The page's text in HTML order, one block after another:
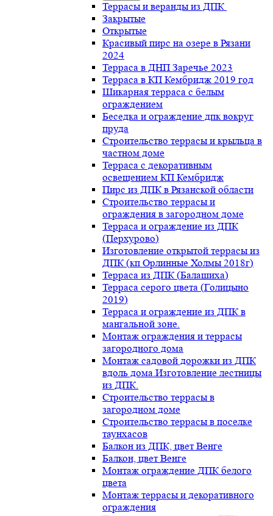
Террасы и веранды из ДПК
Закрытые
Открытые
Красивый пирс на озере в Рязани
2024
Терраса в ДНП Заречье 2023
Терраса в КП Кембридж 2019 год
Шикарная терраса с белым
ограждением
Беседка и ограждение дпк вокруг
пруда
Строительство террасы и крыльца в
частном доме
Терраса с декоративным
освещением КП Кембридж
Пирс из ДПК в Рязанской области
Строительство террасы и
ограждения в загородном доме
Терраса и ограждение из ДПК
(Перхурово)
Изготовление открытой террасы из
ДПК (кп Орлинные Холмы 2018г)
Терраса из ДПК (Балашиха)
Терраса серого цвета (Голицыно
2019)
Терраса и ограждение из ДПК в
мангальной зоне.
Монтаж ограждения и террасы
загородного дома
Монтаж садовой дорожки из ДПК
вдоль дома.Изготовление лестницы
из ДПК.
Строительство террасы в
загородном доме
Строительство террасы в поселке
таунхасов
Балкон из ДПК, цвет Венге
Балкон, цвет Венге
Монтаж ограждение ДПК белого
цвета
Монтаж террасы и декоративного
ограждения